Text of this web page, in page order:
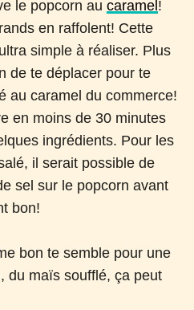
le popcorn au caramel !
en raffolent! Cette
simple à réaliser. Plus
de te déplacer pour te
au caramel du commerce!
en moins de 30 minutes
ingrédients. Pour les
il serait possible de
sel sur le popcorn avant
bon!
bon te semble pour une
du maïs soufflé, ça peut